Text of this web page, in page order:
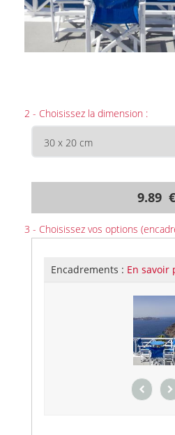
2 - Choisissez la dimension :
9.89 €
3 - Choisissez vos options
Encadrements : En savoir